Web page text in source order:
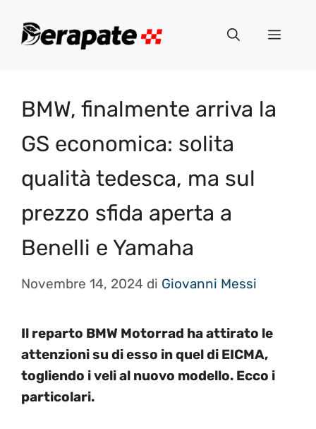
Menu
BMW, finalmente arriva la
GS economica: solita
qualità tedesca, ma sul
prezzo sfida aperta a
Benelli e Yamaha
Novembre 14, 2024 di Giovanni Messi
Il reparto BMW Motorrad ha attirato le
attenzioni su di esso in quel di EICMA,
togliendo i veli al nuovo modello. Ecco i
particolari.